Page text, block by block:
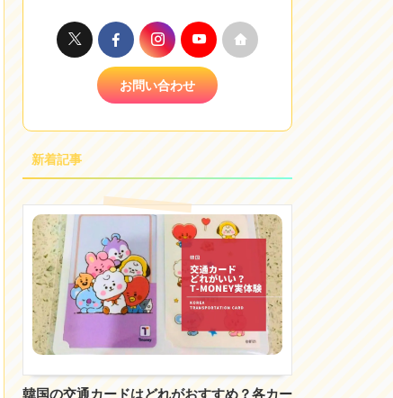
お問い合わせ
新着記事
韓国の交通カードはどれがおすすめ？各カー